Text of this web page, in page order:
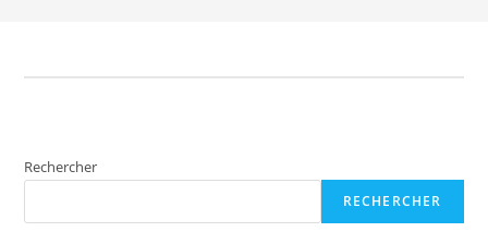
Rechercher
RECHERCHER